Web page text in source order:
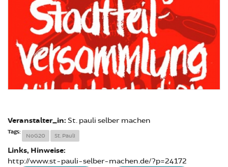
Veranstalter_in: St. pauli selber machen
Tags:
NoG20 St. Pauli
Links, Hinweise:
http://www.st-pauli-selber-machen.de/?p=24172